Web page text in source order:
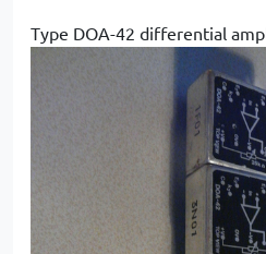
Type DOA-42 differential